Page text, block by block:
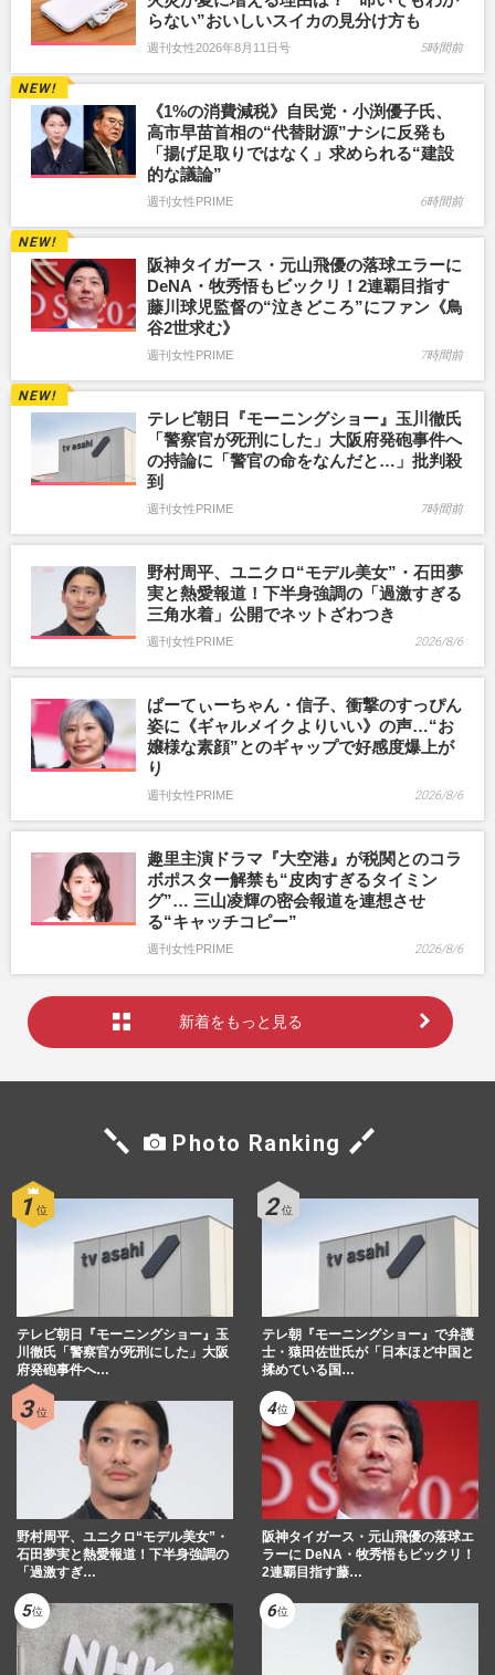
らない”おいしいスイカの見分け方も
週刊女性2026年8月11日号 5時間前
《1%の消費減税》自民党・小渕優子氏、
高市早苗首相の“代替財源”ナシに反発も
「揚げ足取りではなく」求められる“建設
的な議論”
週刊女性PRIME 6時間前
阪神タイガース・元山飛優の落球エラーに
DeNA・牧秀悟もビックリ！2連覇目指す
藤川球児監督の“泣きどころ”にファン《鳥
谷2世求む》
週刊女性PRIME 7時間前
テレビ朝日『モーニングショー』玉川徹氏
「警察官が死刑にした」大阪府発砲事件へ
の持論に「警官の命をなんだと…」批判殺
到
週刊女性PRIME 7時間前
野村周平、ユニクロ“モデル美女”・石田夢
実と熱愛報道！下半身強調の「過激すぎる
三角水着」公開でネットざわつき
週刊女性PRIME 2026/8/6
ぱーてぃーちゃん・信子、衝撃のすっぴん
姿に《ギャルメイクよりいい》の声…“お
嬢様な素顔”とのギャップで好感度爆上が
り
週刊女性PRIME 2026/8/6
趣里主演ドラマ『大空港』が税関とのコラ
ボポスター解禁も“皮肉すぎるタイミン
グ”… 三山凌輝の密会報道を連想させ
る“キャッチコピー”
週刊女性PRIME 2026/8/6
新着をもっと見る
Photo Ranking
テレビ朝日『モーニングショー』玉
川徹氏「警察官が死刑にした」大阪
府発砲事件へ…
テレ朝『モーニングショー』で弁護
士・猿田佐世氏が「日本ほど中国と
揉めている国…
野村周平、ユニクロ“モデル美女”・
石田夢実と熱愛報道！下半身強調の
「過激すぎ…
阪神タイガース・元山飛優の落球エ
ラーに DeNA・牧秀悟もビックリ！
2連覇目指す藤…